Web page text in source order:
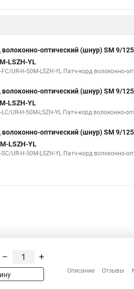
оптический (шнур) SM 9/125
LSZH-YL
FC/UR-H-50M-LSZH-YL Патч-корд
оптический (шнур) SM 9/
LSZH-YL
LC/UR-H-50M-LSZH-YL Патч-корд волоконно-
оптический (шнур) SM 9/125
LSZH-YL
SC/UR-H-50M-LSZH-YL Патч-корд
– +
Описание Отзывы